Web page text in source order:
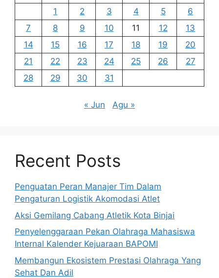
1
2 3 4 5
6
7
8 9 10 11 12
13
14
15 16 17 18 19
20
21
22 23 24 25 26
27
28
29 30 31
« Jun Agu »
Recent Posts
Penguatan Peran Manajer Tim Dalam
Pengaturan Logistik Akomodasi Atlet
Aksi Gemilang Cabang Atletik Kota Binjai
Penyelenggaraan Pekan Olahraga Mahasiswa
Internal Kalender Kejuaraan BAPOMI
Membangun Ekosistem Prestasi Olahraga Yang
Sehat Dan Adil